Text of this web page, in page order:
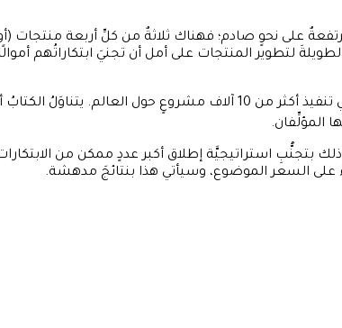
مرتفعةٌ على نحوٍ صادم؛ فهناك ثلاثةٌ من كلِّ أربعة منتجات
لتطوير المنتجات على أمل أن تجنيَ ابتكاراتُهم
في هذا الكتاب، يضعُ المؤلِّفان تسعَ قواعدَ لتحويل الابتكار إلى أموال، وهي قواعدُ تستندُ إلى الدروس المستفادة في
المؤلِّفان.
بتجنُّبِ استراتيجيَّة إطلاق أكبر عددٍ ممكن من
على السعر الموضوع، وسيأتي هذا بنتائجَ مدهشة.